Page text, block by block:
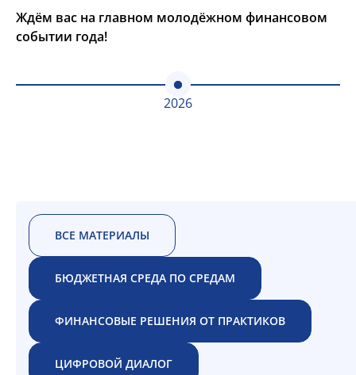
Ждём вас на главном молодёжном финансовом
событии года!
2026
ВСЕ МАТЕРИАЛЫ
БЮДЖЕТНАЯ СРЕДА ПО СРЕДАМ
ФИНАНСОВЫЕ РЕШЕНИЯ ОТ ПРАКТИКОВ
ЦИФРОВОЙ ДИАЛОГ